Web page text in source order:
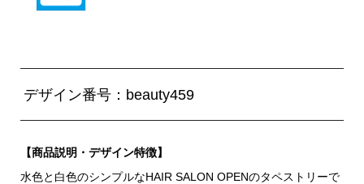
デザイン番号：beauty459
【商品説明・デザイン特徴】
水色と白色のシンプルなHAIR SALON OPENのタペストリーで